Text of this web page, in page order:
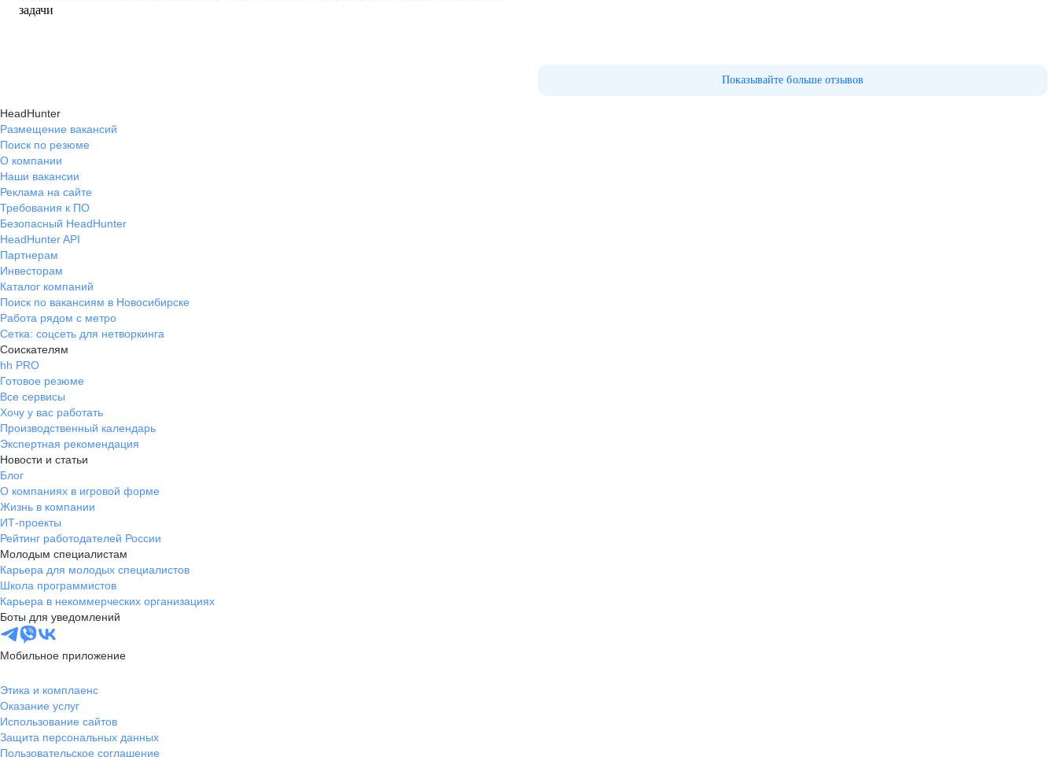
задачи
Показывайте больше отзывов
HeadHunter
Размещение вакансий
Поиск по резюме
О компании
Наши вакансии
Реклама на сайте
Требования к ПО
Безопасный HeadHunter
HeadHunter API
Партнерам
Инвесторам
Каталог компаний
Поиск по вакансиям в Новосибирске
Работа рядом с метро
Сетка: соцсеть для нетворкинга
Соискателям
hh PRO
Готовое резюме
Все сервисы
Хочу у вас работать
Производственный календарь
Экспертная рекомендация
Новости и статьи
Блог
О компаниях в игровой форме
Жизнь в компании
ИТ-проекты
Рейтинг работодателей России
Молодым специалистам
Карьера для молодых специалистов
Школа программистов
Карьера в некоммерческих организациях
Боты для уведомлений
Мобильное приложение
Этика и комплаенс
Оказание услуг
Использование сайтов
Защита персональных данных
Пользовательское соглашение